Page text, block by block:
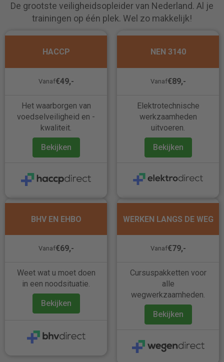
De grootste veiligheidsopleider van Nederland. Al je
trainingen op één plek. Wel zo makkelijk!
HACCP
Vanaf€49,-
Het waarborgen van
voedselveiligheid en -
kwaliteit.
Bekijken
NEN 3140
Vanaf€89,-
Elektrotechnische
werkzaamheden
uitvoeren.
Bekijken
BHV EN EHBO
Vanaf€69,-
Weet wat u moet doen
in een noodsituatie.
Bekijken
WERKEN LANGS DE WEG
Vanaf€79,-
Cursuspakketten voor
alle
wegwerkzaamheden.
Bekijken